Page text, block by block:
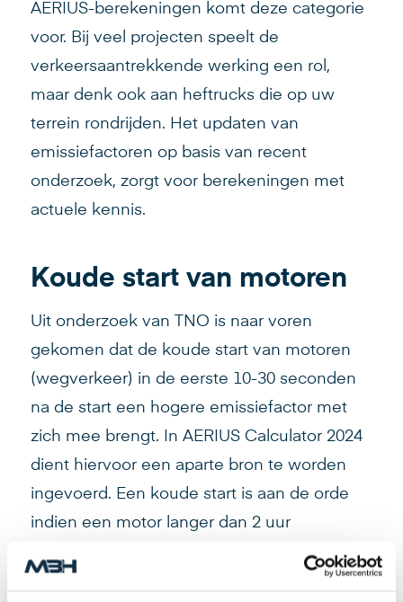
AERIUS-berekeningen komt deze categorie
voor. Bij veel projecten speelt de
verkeersaantrekkende werking een rol,
maar denk ook aan heftrucks die op uw
terrein rondrijden. Het updaten van
emissiefactoren op basis van recent
onderzoek, zorgt voor berekeningen met
actuele kennis.
Koude start van motoren
Uit onderzoek van TNO is naar voren
gekomen dat de koude start van motoren
(wegverkeer) in de eerste 10-30 seconden
na de start een hogere emissiefactor met
zich mee brengt. In AERIUS Calculator 2024
dient hiervoor een aparte bron te worden
ingevoerd. Een koude start is aan de orde
indien een motor langer dan 2 uur